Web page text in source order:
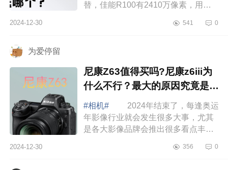
替，佳能R100有2410万像素，用来
用拍照的小相机用方便小巧。下面小
2024-12-30 541 0
为爱停留
尼康Z63值得买吗?尼康z6iii为
什么不行？最大的原因究竟是什
么
#相机#
2024年结束了，每逢奥运
年影像行业就会发生很多大事，尤其
是各大影像品牌会推出很多看点丰富
的尼康，在2024年也发布了多款非常
2024-12-30 356 0